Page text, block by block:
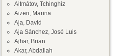
Aitmátov, Tchinghiz
Aizen, Marina
Aja, David
Aja Sánchez, José Luis
Ajhar, Brian
Akar, Abdallah